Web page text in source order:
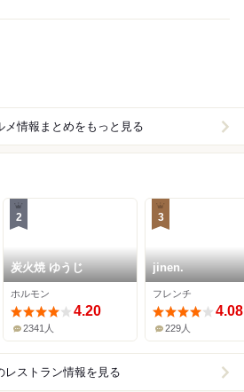
メ情報まとめをもっと見る
2
炭火焼 ゆうじ
ホルモン
4.20
2341人
3
jinen.
フレンチ
4.08
229人
レストラン情報を見る